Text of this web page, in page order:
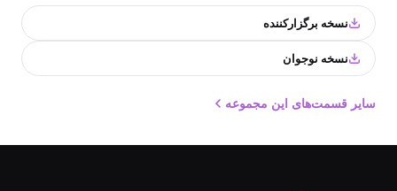
نسخه برگزارکننده
نسخه نوجوان
سایر قسمت‌های این مجموعه